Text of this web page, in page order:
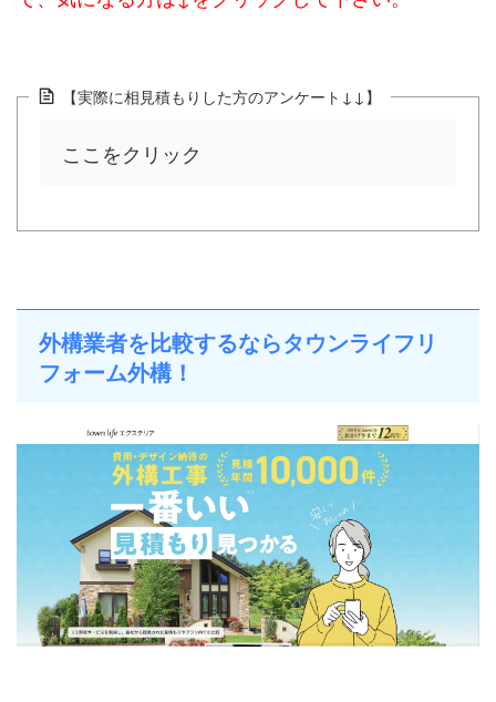
【実際に相見積もりした方のアンケート↓↓】
ここをクリック
外構業者を比較するならタウンライフリ
フォーム外構！